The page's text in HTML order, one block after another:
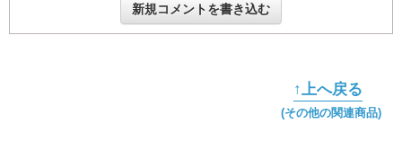
新規コメントを書き込む
↑上へ戻る
(その他の関連商品)